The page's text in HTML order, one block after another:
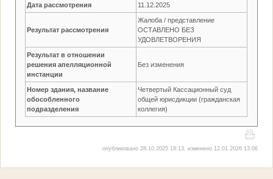
Дата рассмотрения 11.12.2025
Результат рассмотрения
Жалоба / представление
ОСТАВЛЕНО БЕЗ
УДОВЛЕТВОРЕНИЯ
Результат в отношении
решения апелляционной
инстанции
Без изменения
Номер здания, название
обособленного
подразделения
Четвертый Кассационный суд
общей юрисдикции (гражданская
коллегия)
опубликовано 28.10.2025 18:13, изменено 12.01.2026 13:06